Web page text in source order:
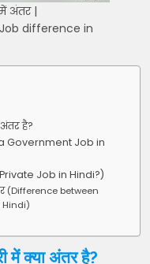
अंतर |
difference in
है?
Government Job in
Job in Hindi?)
(Difference between
Hindi)
में क्या अंतर है?